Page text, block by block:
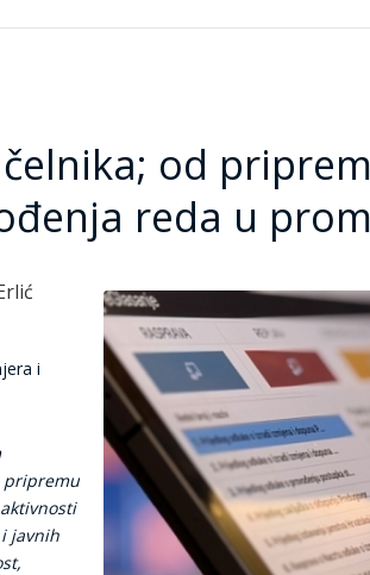
od
reda u
i
pripremu
javnih